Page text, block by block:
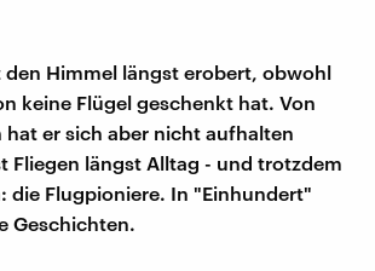
den Himmel längst erobert, obwohl
keine Flügel geschenkt hat. Von
hat er sich aber nicht aufhalten
Fliegen längst Alltag - und trotzdem
die Flugpioniere. In "Einhundert"
Geschichten.